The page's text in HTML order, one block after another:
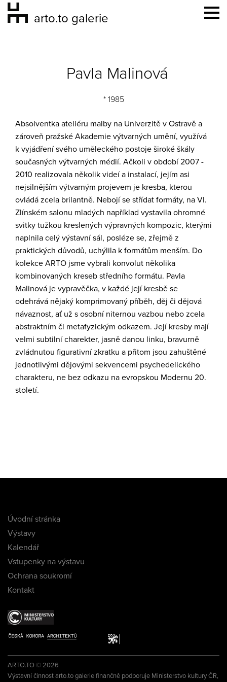
arto.to galerie
Pavla Malinová
* 1985
Absolventka ateliéru malby na Univerzitě v Ostravě a
zároveň pražské Akademie výtvarných umění, využívá
k vyjádření svého uměleckého postoje široké škály
současných výtvarných médií. Ačkoli v období 2007 -
2010 realizovala několik videí a instalací, jejím asi
nejsilnějším výtvarným projevem je kresba, kterou
ovládá zcela brilantně. Nebojí se střídat formáty, na VI.
Zlínském salonu mladých například vystavila ohromné
svitky tužkou kreslených výpravných kompozic, kterými
naplnila celý výstavní sál, posléze se, zřejmě z
praktických důvodů, uchýlila k formátům menším. Do
kolekce ARTO jsme vybrali konvolut několika
kombinovaných kreseb středního formátu. Pavla
Malinová je vypravěčka, v každé její kresbě se
odehrává nějaký komprimovaný příběh, děj či dějová
návaznost, ať už s osobní niternou vazbou nebo zcela
abstraktním či metafyzickým odkazem. Její kresby mají
velmi subtilní charekter, jasně danou linku, bravurně
zvládnutou figurativní zkratku a přitom jsou zahuštěné
jednotlivými dějovými sekvencemi psychedelického
charakteru, ne bez odkazu na evropskou Modernu 20.
století.
Úvodní stránka
Výstavy
Kalendář
Vstupenky na výstavu
Ochrana soukromí
Kontakt
ARTO.TO © 2026
Výstavní činnost arto.to galerie finančně podporuje Ministerstvo kultury ČR,